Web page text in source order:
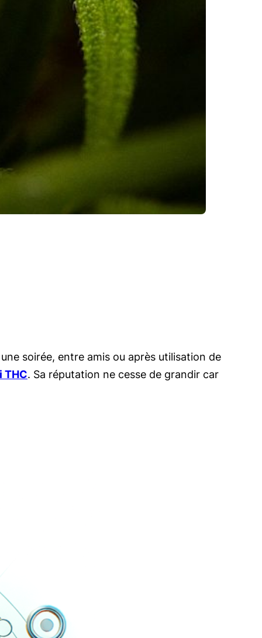
soirée, entre amis ou après utilisation de
THC. Sa réputation ne cesse de grandir car